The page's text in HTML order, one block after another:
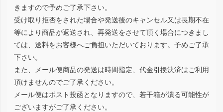
きますので予めご了承下さい。
受け取り拒否をされた場合や発送後のキャンセル又は長期不在
等により商品が返送され、再発送をさせて頂く場合につきまし
ては、送料をお客様へご負担いただいております。予めご了承
下さい。
また、メール便商品の発送は時間指定、代金引換決済はご利用
頂けませんのでご了承ください。
メール便はポスト投函となりますので、若干箱が潰る可能性が
ございますがご了承ください。